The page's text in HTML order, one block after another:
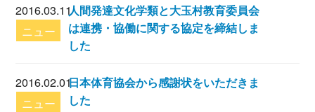
2016.03.11
ニュー
人間発達文化学類と大玉村教育委員会
は連携・協働に関する協定を締結しま
した
2016.02.01
ニュー
日本体育協会から感謝状をいただきま
した